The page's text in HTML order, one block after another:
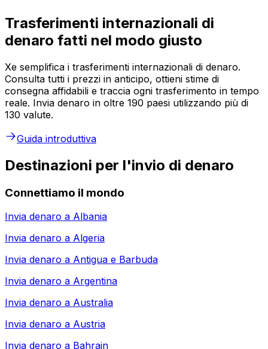
Trasferimenti internazionali di
denaro fatti nel modo giusto
Xe semplifica i trasferimenti internazionali di denaro.
Consulta tutti i prezzi in anticipo, ottieni stime di
consegna affidabili e traccia ogni trasferimento in tempo
reale. Invia denaro in oltre 190 paesi utilizzando più di
130 valute.
Guida introduttiva
Destinazioni per l'invio di denaro
Connettiamo il mondo
Invia denaro a Albania
Invia denaro a Algeria
Invia denaro a Antigua e Barbuda
Invia denaro a Argentina
Invia denaro a Australia
Invia denaro a Austria
Invia denaro a Bahrain